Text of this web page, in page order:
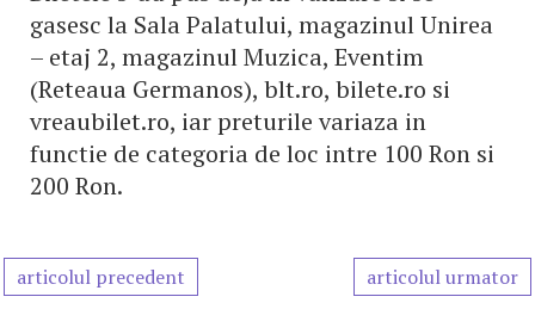
gasesc la Sala Palatului, magazinul Unirea
– etaj 2, magazinul Muzica, Eventim
(Reteaua Germanos), blt.ro, bilete.ro si
vreaubilet.ro, iar preturile variaza in
functie de categoria de loc intre 100 Ron si
200 Ron.
articolul precedent articolul urmator